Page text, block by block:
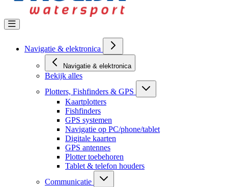
Navigatie & elektronica
Navigatie & elektronica
Bekijk alles
Plotters, Fishfinders & GPS
Kaartplotters
Fishfinders
GPS systemen
Navigatie op PC/phone/tablet
Digitale kaarten
GPS antennes
Plotter toebehoren
Tablet & telefon houders
Communicatie